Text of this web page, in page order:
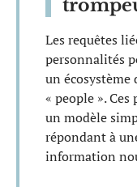
Les requêtes
personnalités
un écosystème
« people ».
un modèle
répondant à
information